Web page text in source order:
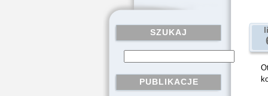
SZUKAJ
PUBLIKACJE